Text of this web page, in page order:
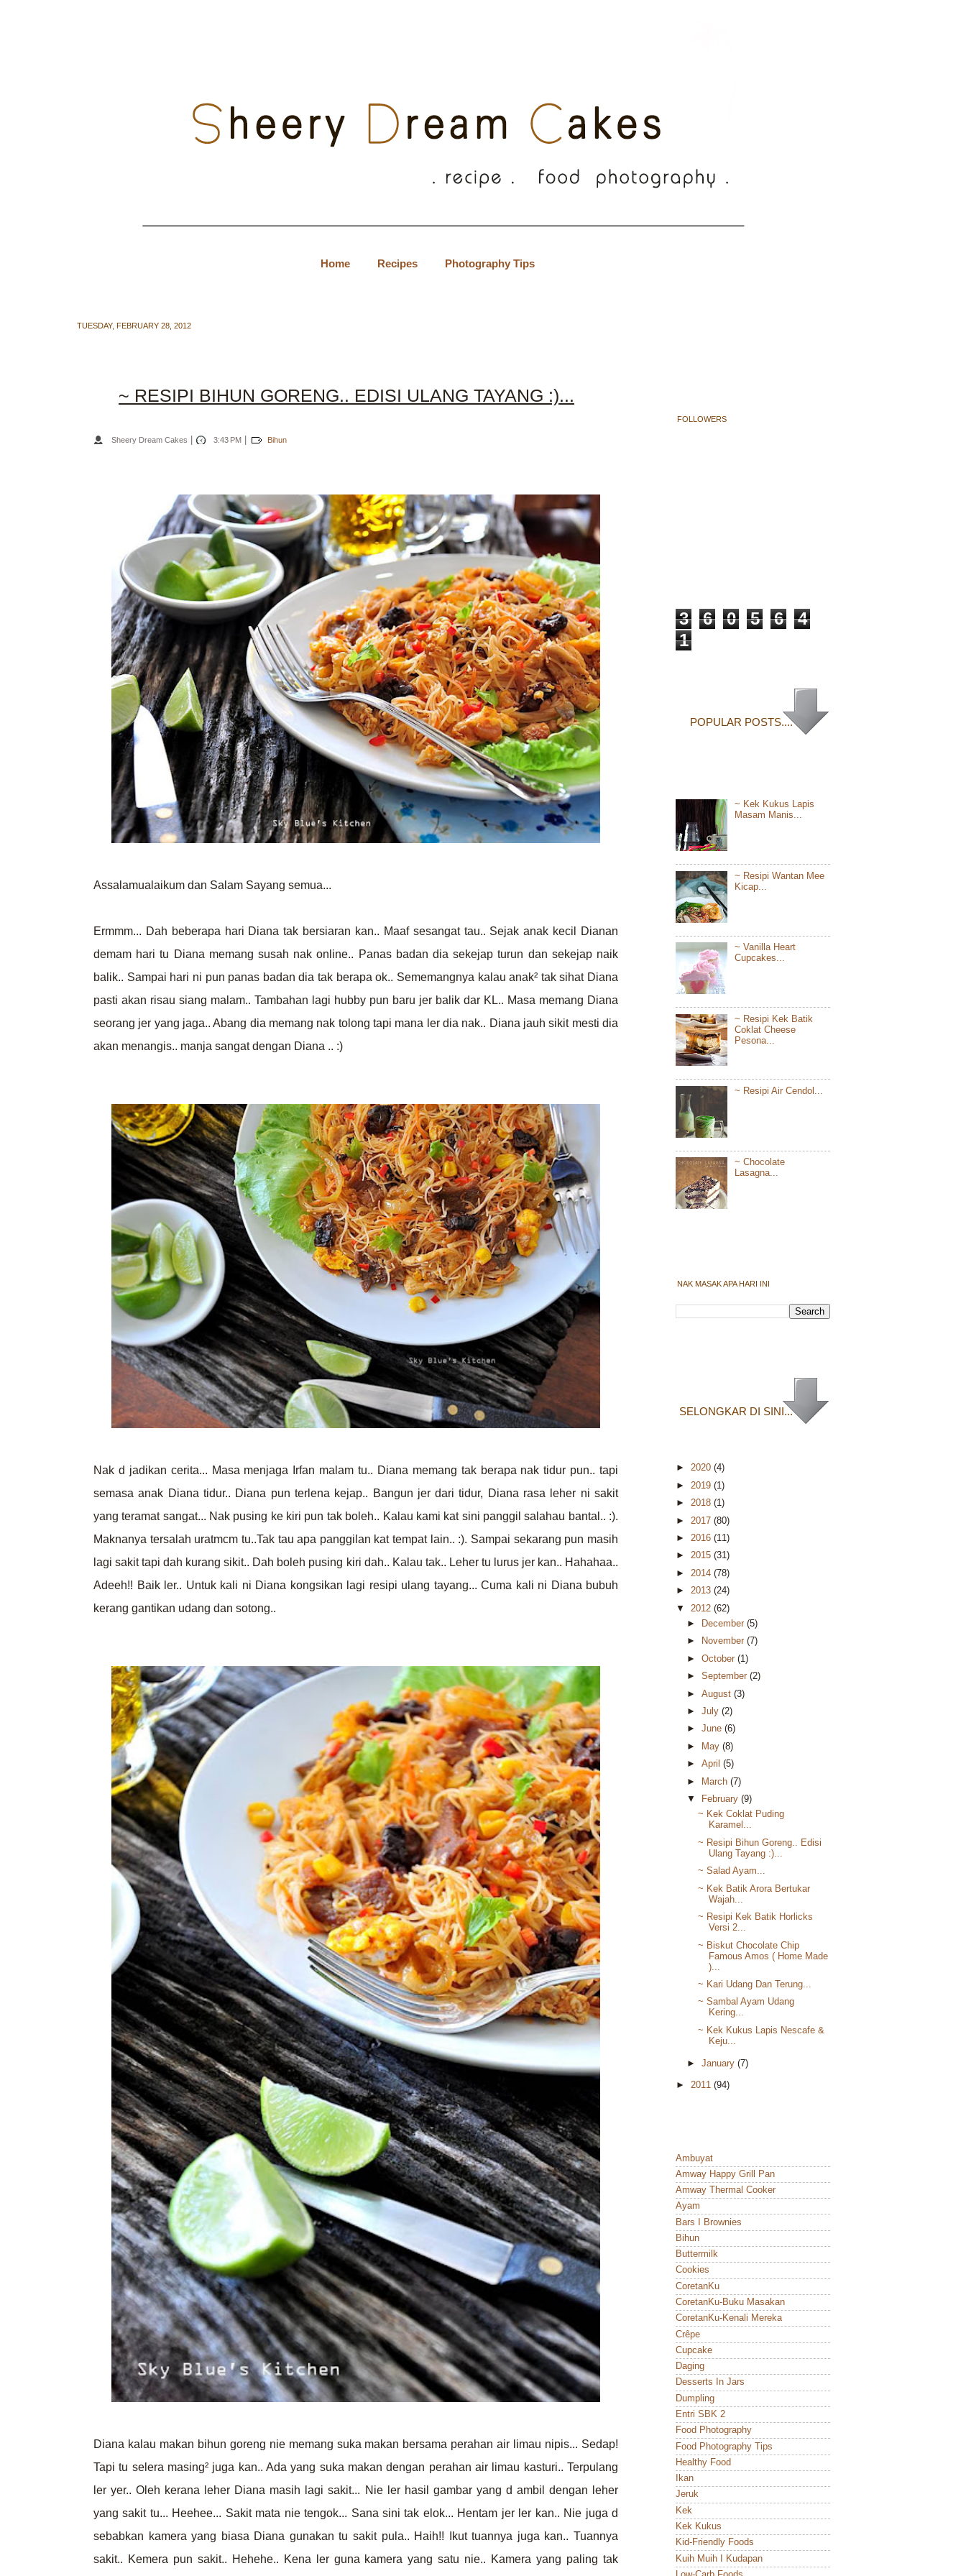
Home Recipes Photography Tips
TUESDAY, FEBRUARY 28, 2012
~ RESIPI BIHUN GORENG.. EDISI ULANG TAYANG :)...
Sheery Dream Cakes 3:43 PM Bihun
Assalamualaikum dan Salam Sayang semua...
Ermmm... Dah beberapa hari Diana tak bersiaran kan.. Maaf sesangat tau.. Sejak anak kecil Dianan
demam hari tu Diana memang susah nak online.. Panas badan dia sekejap turun dan sekejap naik
balik.. Sampai hari ni pun panas badan dia tak berapa ok.. Sememangnya kalau anak² tak sihat Diana
pasti akan risau siang malam.. Tambahan lagi hubby pun baru jer balik dar KL.. Masa memang Diana
seorang jer yang jaga.. Abang dia memang nak tolong tapi mana ler dia nak.. Diana jauh sikit mesti dia
akan menangis.. manja sangat dengan Diana .. :)
Nak d jadikan cerita... Masa menjaga Irfan malam tu.. Diana memang tak berapa nak tidur pun.. tapi
semasa anak Diana tidur.. Diana pun terlena kejap.. Bangun jer dari tidur, Diana rasa leher ni sakit
yang teramat sangat... Nak pusing ke kiri pun tak boleh.. Kalau kami kat sini panggil salahau bantal.. :).
Maknanya tersalah uratmcm tu..Tak tau apa panggilan kat tempat lain.. :). Sampai sekarang pun masih
lagi sakit tapi dah kurang sikit.. Dah boleh pusing kiri dah.. Kalau tak.. Leher tu lurus jer kan.. Hahahaa..
Adeeh!! Baik ler.. Untuk kali ni Diana kongsikan lagi resipi ulang tayang... Cuma kali ni Diana bubuh
kerang gantikan udang dan sotong..
Diana kalau makan bihun goreng nie memang suka makan bersama perahan air limau nipis... Sedap!
Tapi tu selera masing² juga kan.. Ada yang suka makan dengan perahan air limau kasturi.. Terpulang
ler yer.. Oleh kerana leher Diana masih lagi sakit... Nie ler hasil gambar yang d ambil dengan leher
yang sakit tu... Heehee... Sakit mata nie tengok... Sana sini tak elok... Hentam jer ler kan.. Nie juga d
sebabkan kamera yang biasa Diana gunakan tu sakit pula.. Haih!! Ikut tuannya juga kan.. Tuannya
sakit.. Kemera pun sakit.. Hehehe.. Kena ler guna kamera yang satu nie.. Kamera yang paling tak
FOLLOWERS
3 6 0 5 6
4
1
POPULAR POSTS....
~ Kek Kukus Lapis
Masam Manis...
~ Resipi Wantan Mee
Kicap...
~ Vanilla Heart
Cupcakes...
~ Resipi Kek Batik
Coklat Cheese
Pesona...
~ Resipi Air Cendol...
~ Chocolate
Lasagna...
NAK MASAK APA HARI INI
SELONGKAR DI SINI...
► 2020 (4)
► 2019 (1)
► 2018 (1)
► 2017 (80)
► 2016 (11)
► 2015 (31)
► 2014 (78)
► 2013 (24)
▼ 2012 (62)
►
December(5)
►
November(7)
►October(1)
►September(2)
►August(3)
►July(2)
►June(6)
►
May(8)
►April(5)
►
March(7)
▼
February(9)
~ Kek Coklat Puding
Karamel...
~ Resipi Bihun Goreng.. Edisi
Ulang Tayang :)...
~ Salad Ayam...
~ Kek Batik Arora Bertukar
Wajah...
~ Resipi Kek Batik Horlicks
Versi 2...
~ Biskut Chocolate Chip
Famous Amos ( Home Made
)...
~ Kari Udang Dan Terung...
~ Sambal Ayam Udang
Kering...
~ Kek Kukus Lapis Nescafe &
Keju...
►January(7)
► 2011 (94)
Ambuyat
Amway Happy Grill Pan
Amway Thermal Cooker
Ayam
Bars I Brownies
Bihun
Buttermilk
Cookies
CoretanKu
CoretanKu-Buku Masakan
CoretanKu-Kenali Mereka
Crêpe
Cupcake
Daging
Desserts In Jars
Dumpling
Entri SBK 2
Food Photography
Food Photography Tips
Healthy Food
Ikan
Jeruk
Kek
Kek Kukus
Kid-Friendly Foods
Kuih Muih I Kudapan